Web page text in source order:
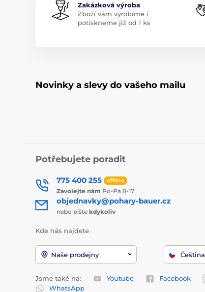
Zakázková výroba
Zboží vám vyrobíme i
potiskneme již od 1 ks
Novinky a slevy do vašeho mailu
Potřebujete poradit
775 400 255 offline
Zavolejte nám Po-Pá 8-17
objednavky@pohary-bauer.cz
nebo pište kdykoliv
Kde nás najdete
Naše prodejny Čeština
Jsme také na: Youtube Facebook
WhatsApp